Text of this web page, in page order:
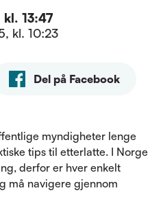
kl. 13:47
kl. 10:23
Del på Facebook
myndigheter lenge
tips til etterlatte. I Norge
derfor er hver enkelt
må navigere gjennom